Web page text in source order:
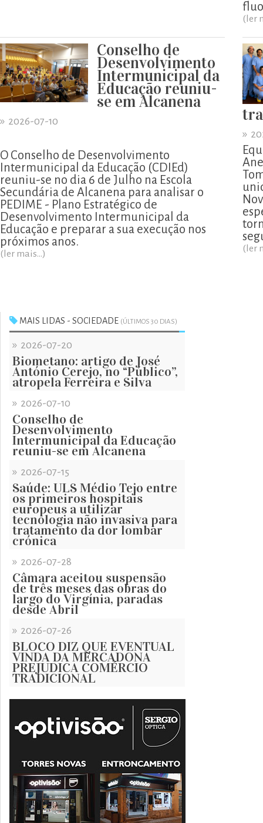
(ler
Conselho de
Desenvolvimento
Intermunicipal da
Educação reuniu-
se em Alcanena
» 2026-07-10
O Conselho de Desenvolvimento
Intermunicipal da Educação (CDIEd)
reuniu-se no dia 6 de Julho na Escola
Secundária de Alcanena para analisar o
PEDIME - Plano Estratégico de
Desenvolvimento Intermunicipal da
Educação e preparar a sua execução nos
próximos anos.
(ler mais...)
»
(ler
MAIS LIDAS - SOCIEDADE (ÚLTIMOS 30 DIAS)
» 2026-07-20
Biometano: artigo de José
António Cerejo, no “Público”,
atropela Ferreira e Silva
» 2026-07-10
Conselho de
Desenvolvimento
Intermunicipal da Educação
reuniu-se em Alcanena
» 2026-07-15
Saúde: ULS Médio Tejo entre
os primeiros hospitais
europeus a utilizar
tecnologia não invasiva para
tratamento da dor lombar
crónica
» 2026-07-28
Câmara aceitou suspensão
de três meses das obras do
largo do Virgínia, paradas
desde Abril
» 2026-07-26
BLOCO DIZ QUE EVENTUAL
VINDA DA MERCADONA
PREJUDICA COMÉRCIO
TRADICIONAL